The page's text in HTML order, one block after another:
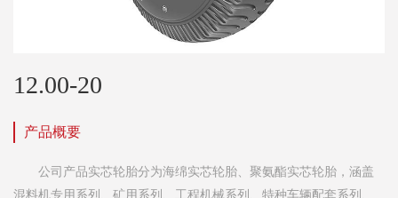
12.00-20
产品概要
公司产品实芯轮胎分为海绵实芯轮胎、聚氨酯实芯轮胎，涵盖
混料机专用系列、矿用系列、工程机械系列、特种车辆配套系列、